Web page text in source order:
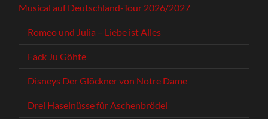
Musical auf Deutschland-Tour 2026/2027
Romeo und Julia – Liebe ist Alles
Fack Ju Göhte
Disneys Der Glöckner von Notre Dame
Drei Haselnüsse für Aschenbrödel